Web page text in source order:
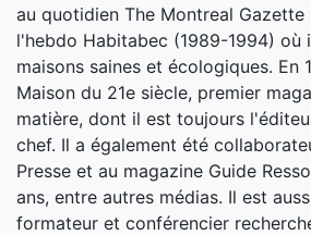
au quotidien The Montreal Gazette
l'hebdo Habitabec (1989-1994) où
maisons saines et écologiques. En
Maison du 21e siècle, premier
matière, dont il est toujours
chef. Il a également été
Presse et au magazine Guide
ans, entre autres médias. Il est
formateur et conférencier